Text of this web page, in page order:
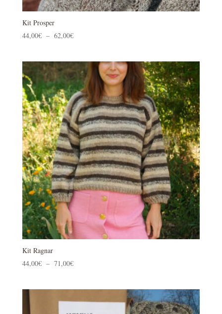
Kit Prosper
44,00€ – 62,00€Plage
44,00€
à
62,00€
Kit Ragnar
44,00€ – 71,00€Plage